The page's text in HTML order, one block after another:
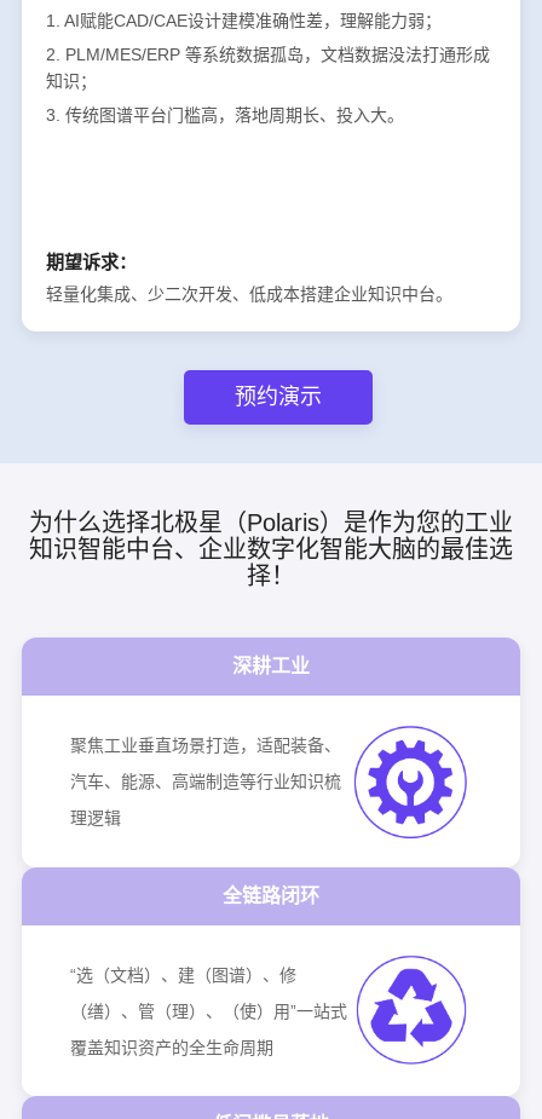
1. AI赋能CAD/CAE设计建模准确性差，理解能力弱；
2. PLM/MES/ERP 等系统数据孤岛，文档数据没法打通形成
知识；
3. 传统图谱平台门槛高，落地周期长、投入大。
期望诉求：
轻量化集成、少二次开发、低成本搭建企业知识中台。
预约演示
为什么选择北极星（Polaris）是作为您的工业
知识智能中台、企业数字化智能大脑的最佳选
择！
深耕工业
聚焦工业垂直场景打造，适配装备、
汽车、能源、高端制造等行业知识梳
理逻辑
全链路闭环
“选（文档）、建（图谱）、修
（缮）、管（理）、（使）用”一站式
覆盖知识资产的全生命周期